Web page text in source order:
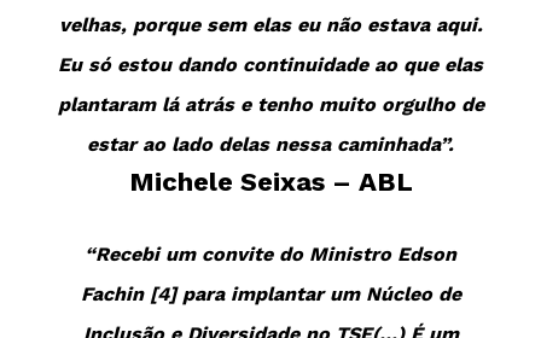
velhas, porque sem elas eu não estava aqui.
Eu só estou dando continuidade ao que elas
plantaram lá atrás e tenho muito orgulho de
estar ao lado delas nessa caminhada”.
Michele Seixas – ABL
“Recebi um convite do Ministro Edson
Fachin [4] para implantar um Núcleo de